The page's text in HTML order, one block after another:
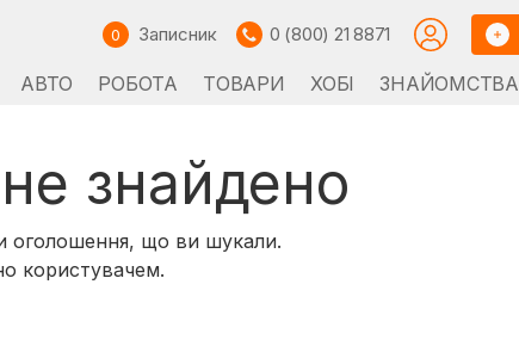
0 Записник 0 (800) 21 8871
АВТО РОБОТА ТОВАРИ ХОБІ ЗНАЙОМСТВА
знайдено
що ви шукали.
користувачем.